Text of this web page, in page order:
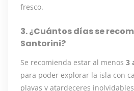
fresco.
3. ¿Cuántos días se
Santorini?
Se recomienda estar al menos 3
para poder explorar la isla con
playas y atardeceres